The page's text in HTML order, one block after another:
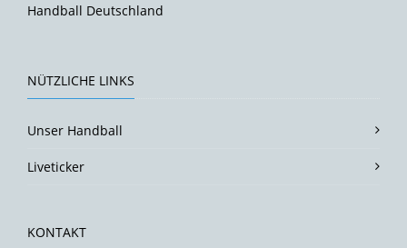
Handball Deutschland
NÜTZLICHE LINKS
Unser Handball
Liveticker
KONTAKT